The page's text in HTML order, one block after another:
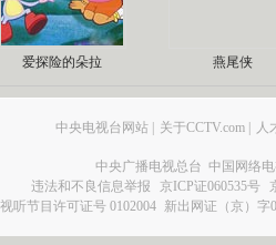
爱探险的朵拉 燕尾侠
中央电视台网站 关于CCTV.com 人
中央广播电视总台 中国网络
违法和不良信息举报
京ICP证060535号
听节目许可证号 0102004 新出网证（京）